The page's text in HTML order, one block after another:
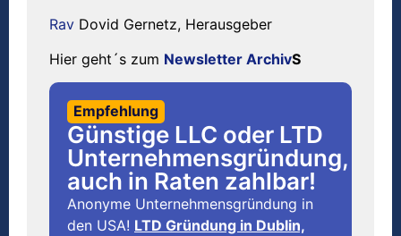
Rav Dovid Gernetz, Herausgeber
Hier geht´s zum Newsletter ArchivS
Empfehlung
Günstige LLC oder LTD
Unternehmensgründung,
auch in Raten zahlbar!
Anonyme Unternehmensgründung in
den USA! LTD Gründung in Dublin,